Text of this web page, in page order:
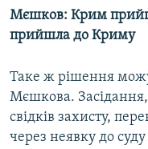
Мєшков: Крим
прийшла до Криму
Таке ж рішення
Мєшкова.
свідків захисту,
через неявку до